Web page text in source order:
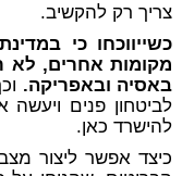
צריך רק להקשיב.
כשייווכחו כי
מקומות אחרים, לא
באסיה ובאפריקה.
לביטחון פנים
להישרד כאן.
כיצד אפשר ליצור